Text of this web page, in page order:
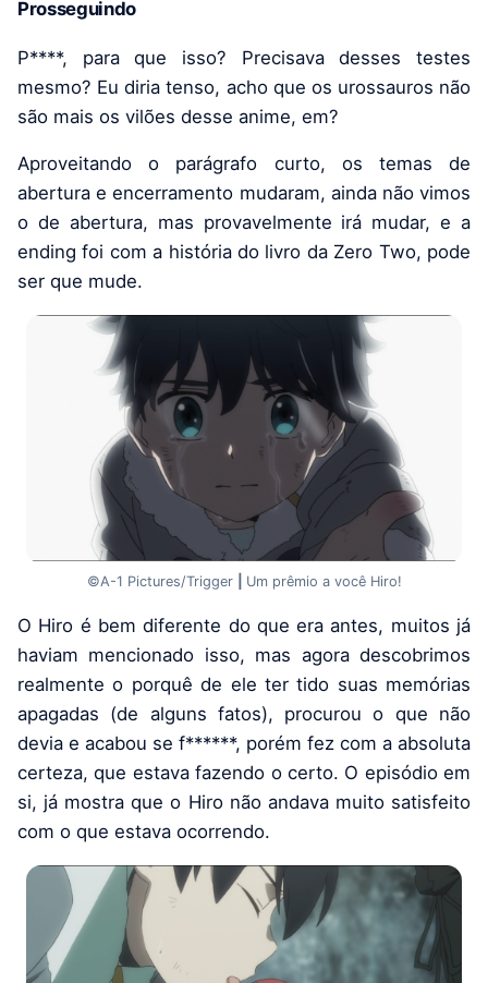
Prosseguindo
P****, para que isso? Precisava desses testes
mesmo? Eu diria tenso, acho que os urossauros não
são mais os vilões desse anime, em?
Aproveitando o parágrafo curto, os temas de
abertura e encerramento mudaram, ainda não vimos
o de abertura, mas provavelmente irá mudar, e a
ending foi com a história do livro da Zero Two, pode
ser que mude.
©A-1 Pictures/Trigger Um prêmio a você Hiro!
O Hiro é bem diferente do que era antes, muitos já
haviam mencionado isso, mas agora descobrimos
realmente o porquê de ele ter tido suas memórias
apagadas (de alguns fatos), procurou o que não
devia e acabou se f******, porém fez com a absoluta
certeza, que estava fazendo o certo. O episódio em
si, já mostra que o Hiro não andava muito satisfeito
com o que estava ocorrendo.